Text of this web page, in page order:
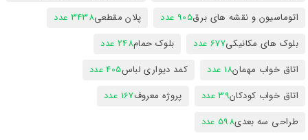
اتوماسیون و نقشه های برق905 عدد پلان مقطعی3438 عدد
بلوک های مکانیکی677 عدد بلوک حمام248 عدد
اتاق خواب مهمان18 عدد کمد دیواری لباس405 عدد
اتاق خواب کودکان39 عدد پروژه معروف167 عدد
طراحی سه بعدی598 عدد